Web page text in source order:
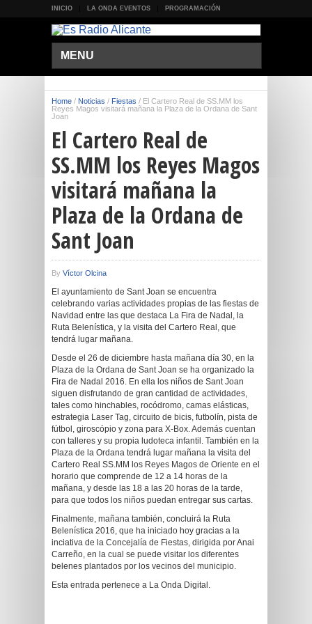
INICIO LA ONDA EVENTOS PROGRAMACIÓN
MENU
Home / Noticias / Fiestas / El Cartero Real de SS.MM los
Reyes Magos visitará mañana la Plaza de la Ordana de Sant
Joan
El Cartero Real de
SS.MM los Reyes Magos
visitará mañana la
Plaza de la Ordana de
Sant Joan
By Víctor Olcina
El ayuntamiento de Sant Joan se encuentra
celebrando varias actividades propias de las fiestas de
Navidad entre las que destaca La Fira de Nadal, la
Ruta Belenística, y la visita del Cartero Real, que
tendrá lugar mañana.
Desde el 26 de diciembre hasta mañana día 30, en la
Plaza de la Ordana de Sant Joan se ha organizado la
Fira de Nadal 2016. En ella los niños de Sant Joan
siguen disfrutando de gran cantidad de actividades,
tales como hinchables, rocódromo, camas elásticas,
estrategia Laser Tag, circuito de bicis, futbolín, pista de
fútbol, giroscópio y zona para X-Box. Además cuentan
con talleres y su propia ludoteca infantil. También en la
Plaza de la Ordana tendrá lugar mañana la visita del
Cartero Real SS.MM los Reyes Magos de Oriente en el
horario que comprende de 12 a 14 horas de la
mañana, y desde las 18 a las 20 horas de la tarde,
para que todos los niños puedan entregar sus cartas.
Finalmente, mañana también, concluirá la Ruta
Belenística 2016, que ha iniciado hoy gracias a la
inciativa de la Concejalía de Fiestas, dirigida por Anai
Carreño, en la cual se puede visitar los diferentes
belenes plantados por los vecinos del municipio.
Esta entrada pertenece a La Onda Digital.